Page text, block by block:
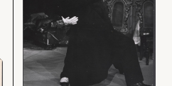
zdjęciu:
Zdzisław
Mrożewski
–
Eugeniusz,